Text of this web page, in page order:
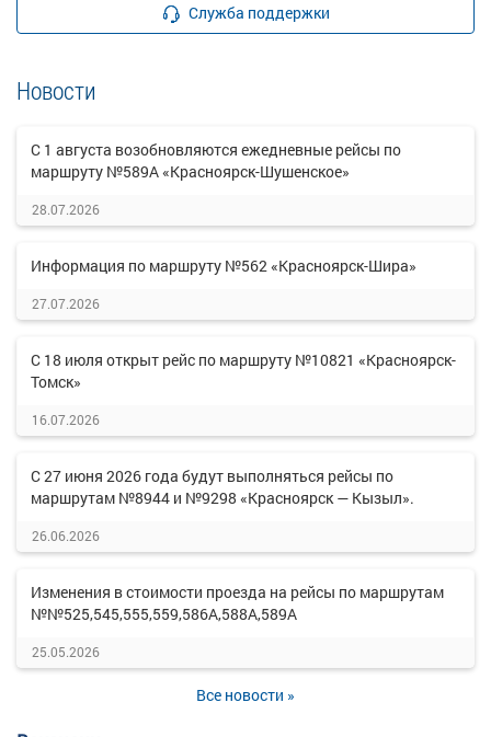
Служба поддержки
Новости
С 1 августа возобновляются ежедневные рейсы по
маршруту №589А «Красноярск-Шушенское»
28.07.2026
Информация по маршруту №562 «Красноярск-Шира»
27.07.2026
С 18 июля открыт рейс по маршруту №10821 «Красноярск-
Томск»
16.07.2026
С 27 июня 2026 года будут выполняться рейсы по
маршрутам №8944 и №9298 «Красноярск — Кызыл».
26.06.2026
Изменения в стоимости проезда на рейсы по маршрутам
№№525,545,555,559,586А,588А,589А
25.05.2026
Все новости »